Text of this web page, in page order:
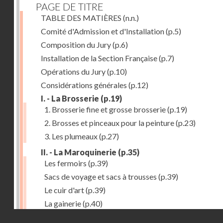
PAGE DE TITRE
TABLE DES MATIÈRES (n.n.)
Comité d'Admission et d'Installation(p.5)
Composition du Jury(p.6)
Installation de la Section Française(p.7)
Opérations du Jury(p.10)
Considérations générales (p.12)
I. - La Brosserie (p.19)
1. Brosserie fine et grosse brosserie(p.19)
2. Brosses et pinceaux pour la peinture(p.23)
3. Les plumeaux(p.27)
II. - La Maroquinerie (p.35)
Les fermoirs (p.39)
Sacs de voyage et sacs à trousses (p.39)
Le cuir d'art(p.39)
La gainerie(p.40)